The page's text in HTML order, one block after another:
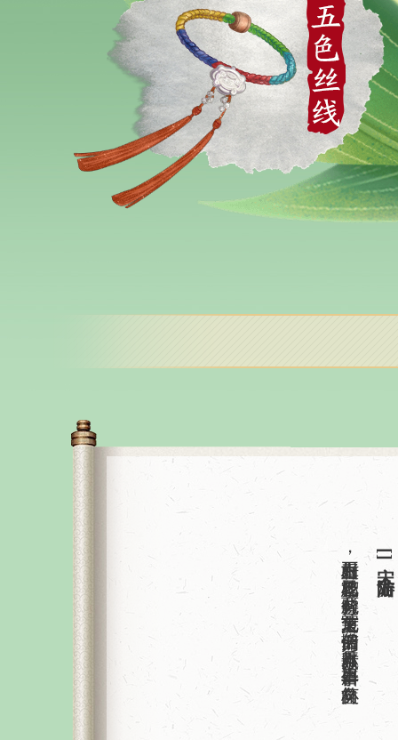
重五山村好，榴花忽已繁。